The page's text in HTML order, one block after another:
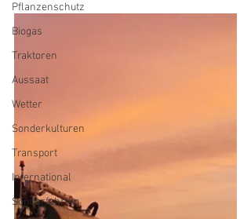
Pflanzenschutz
Biogas
Traktoren
Aussaat
Wetter
Sonderkulturen
Transport
International
Sonderfahrten